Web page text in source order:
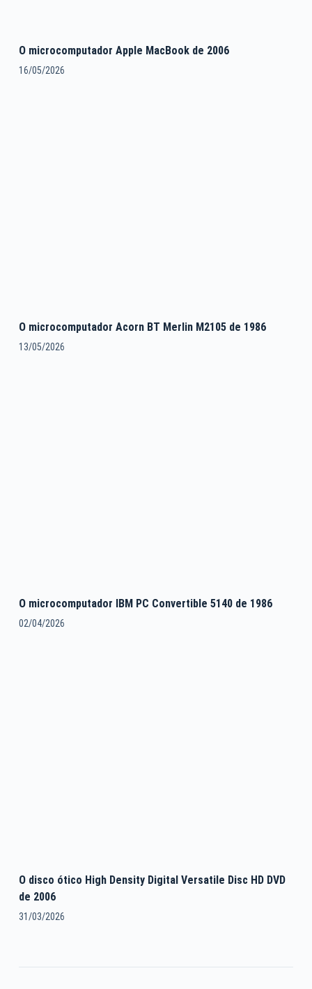
O microcomputador Apple MacBook de 2006
16/05/2026
O microcomputador Acorn BT Merlin M2105 de 1986
13/05/2026
O microcomputador IBM PC Convertible 5140 de 1986
02/04/2026
O disco ótico High Density Digital Versatile Disc HD DVD
de 2006
31/03/2026